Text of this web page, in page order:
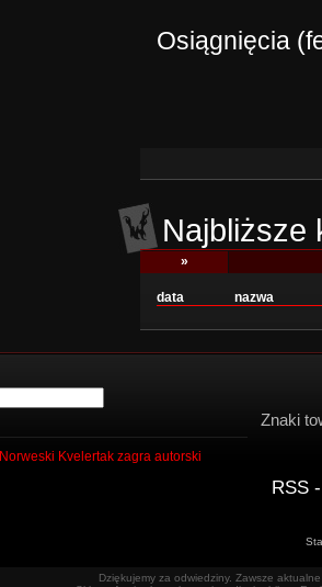
Osiągnięcia
Najbliższe
»
data nazwa
Norweski Kvelertak zagra autorski
Znaki
RSS
Dziękujemy za odwiedziny. Zawsze